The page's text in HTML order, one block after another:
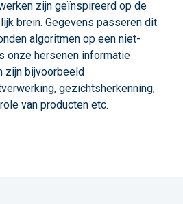
zijn geïnspireerd op de
brein. Gegevens passeren dit
algoritmen op een niet-
onze hersenen informatie
zijn bijvoorbeeld
gezichtsherkenning,
van producten etc.